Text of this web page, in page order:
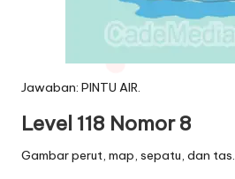
Jawaban: PINTU AIR.
Level 118 Nomor 8
Gambar perut, map, sepatu, dan tas.